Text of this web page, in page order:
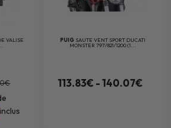
VALISE
inclus
PUIG SAUTE VENT SPORT DUCATI
MONSTER 797/821/1200 (1...
113.83€ - 140.07€